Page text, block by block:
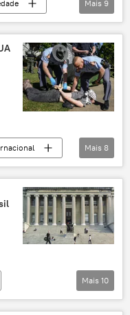
colapso
Mais 9
Unidos
Mais 8
Mais 10